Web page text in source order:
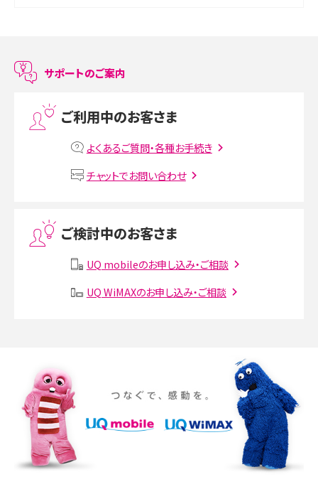
LINEで友だちを削除する方法は？方法ごとの影響や復活・復元する方法も解説
MNOとは？MVNOやMVNEとの違いやメリット・デメリットを解説
VPN接続とは？仕組みや必要性、メリット・デメリット、接続方法を解説
Instagram（インスタグラム）でスクショするとバレる？バレるケースや撮り方も解
SMSとは？料金やできること、注意点や届かない時の対処法を解説
iPhone 16eとiPhone SE（第3世代）の違いは？サイズやスペックを比較して解説
iPhone 16eとiPhone 14を徹底比較！スペック・機能の違いをわかりやすく紹介
iPhone 16シリーズのモデルを比較！価格・サイズ・カメラ性能の違いを徹底解説
iPhone 16とiPhone 15の違いは？カメラ・スペック・機能を徹底比較
サポートのご案内
ご利用中のお客さま
よくあるご質問・各種お手続き
チャットでお問い合わせ
ご検討中のお客さま
UQ mobileのお申し込み・ご相談
UQ WiMAXのお申し込み・ご相談